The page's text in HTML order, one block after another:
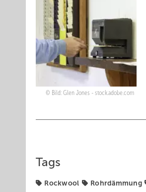
Bild: Glen Jones - stock.adobe.com
Tags
Rockwool Rohrdämmung